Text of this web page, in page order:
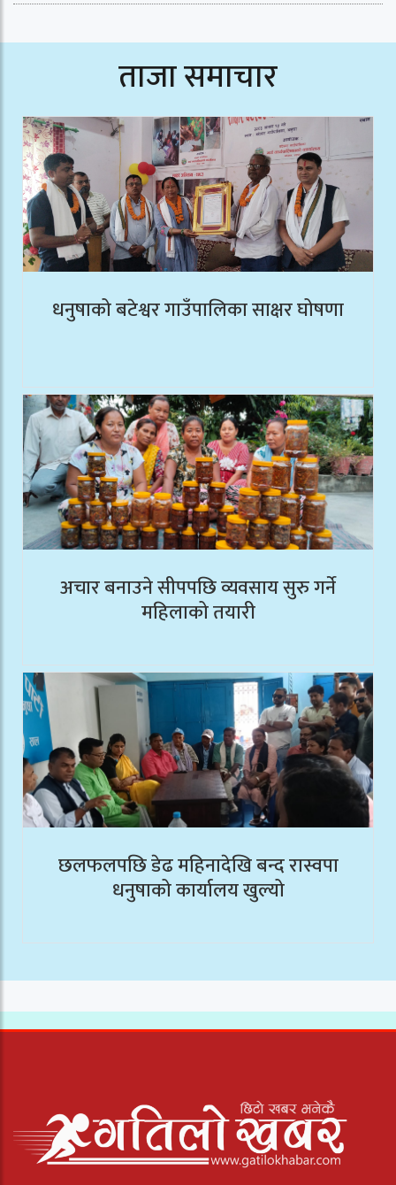
ताजा समाचार
धनुषाको बटेश्वर गाउँपालिका साक्षर घोषणा
अचार बनाउने सीपपछि व्यवसाय सुरु गर्ने
महिलाको तयारी
छलफलपछि डेढ महिनादेखि बन्द रास्वपा
धनुषाको कार्यालय खुल्यो